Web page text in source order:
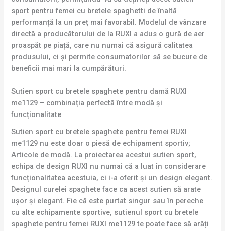
sport pentru femei cu bretele spaghetti de înaltă
performanță la un preț mai favorabil. Modelul de vânzare
directă a producătorului de la RUXI a adus o gură de aer
proaspăt pe piață, care nu numai că asigură calitatea
produsului, ci și permite consumatorilor să se bucure de
beneficii mai mari la cumpărături.
Sutien sport cu bretele spaghete pentru damă RUXI
me1129 – combinația perfectă între modă și
funcționalitate
Sutien sport cu bretele spaghete pentru femei RUXI
me1129 nu este doar o piesă de echipament sportiv;
Articole de modă. La proiectarea acestui sutien sport,
echipa de design RUXI nu numai că a luat în considerare
funcționalitatea acestuia, ci i-a oferit și un design elegant.
Designul curelei spaghete face ca acest sutien să arate
ușor și elegant. Fie că este purtat singur sau în pereche
cu alte echipamente sportive, sutienul sport cu bretele
spaghete pentru femei RUXI me1129 te poate face să arăți